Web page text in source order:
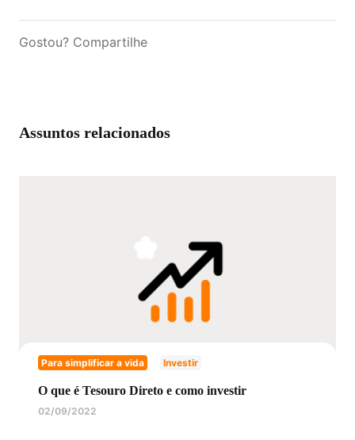
Gostou? Compartilhe
Assuntos relacionados
Para simplificar a vida Investir
O que é Tesouro Direto e como investir
02/09/2022